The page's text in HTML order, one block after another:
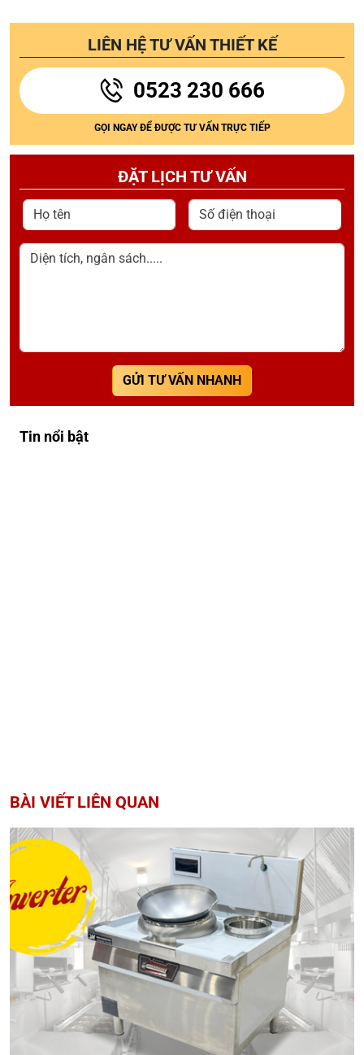
LIÊN HỆ TƯ VẤN THIẾT KẾ
0523 230 666
GỌI NGAY ĐỂ ĐƯỢC TƯ VẤN TRỰC TIẾP
ĐẶT LỊCH TƯ VẤN
Họ tên Số điện thoại
Diện tích, ngân sách.....
GỬI TƯ VẤN NHANH
Tin nổi bật
BÀI VIẾT LIÊN QUAN